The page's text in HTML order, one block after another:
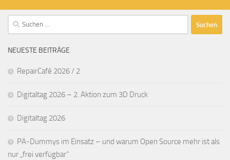
Suchen
nach:
NEUESTE BEITRÄGE
RepairCafé 2026 / 2
Digitaltag 2026 – 2. Aktion zum 3D Druck
Digitaltag 2026
PA-Dummys im Einsatz – und warum Open Source mehr ist als
nur „frei verfügbar“